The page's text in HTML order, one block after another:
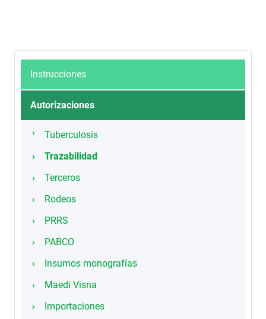
Instrucciones
Autorizaciones
Tuberculosis
Trazabilidad
Terceros
Rodeos
PRRS
PABCO
Insumos monografías
Maedi Visna
Importaciones